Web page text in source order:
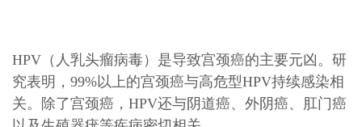
HPV（人乳头瘤病毒）是导致宫颈癌的主要元凶。研
究表明，99%以上的宫颈癌与高危型HPV持续感染相
关。除了宫颈癌，HPV还与阴道癌、外阴癌、肛门癌